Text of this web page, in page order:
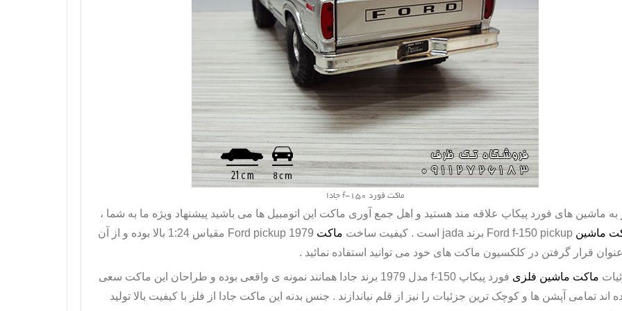
ماکت فورد f-150 جادا
به ماشین های فورد پیکاپ علاقه مند هستید و اهل جمع آوری ماکت این اتومبیل ها می باشید پیشنهاد ویژه ما به شما ،
ماشین Ford f-150 pickup برند jada است . کیفیت ساخت ماکت Ford pickup 1979
مقیاس 1:24 بالا بوده و از آن
قرار گرفتن در کلکسیون ماکت های خود می توانید استفاده نمائید .
ماکت ماشین فلزی فورد پیکاپf-150
مدل 1979 برند جادا همانند نمونه ی واقعی بوده و طراحان این ماکت سعی
اند تمامی آپشن ها و کوچک ترین جزئیات را نیز از قلم نیاندازند . جنس بدنه این ماکت جادا از فلز با کیفیت بالا تولید